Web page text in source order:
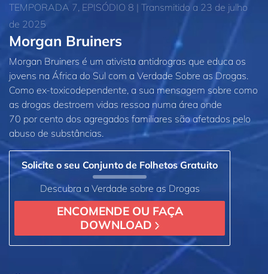
TEMPORADA 7, EPISÓDIO 8 | Transmitido a 23 de julho
de 2025
Morgan Bruiners
Morgan Bruiners é um ativista antidrogras que educa os
jovens na África do Sul com a Verdade Sobre as Drogas.
Como ex‑toxicodependente, a sua mensagem sobre como
as drogas destroem vidas ressoa numa área onde
70 por cento dos agregados familiares são afetados pelo
abuso de substâncias.
Solicite o seu Conjunto de Folhetos Gratuito
Descubra a Verdade sobre as Drogas
ENCOMENDE OU FAÇA
DOWNLOAD